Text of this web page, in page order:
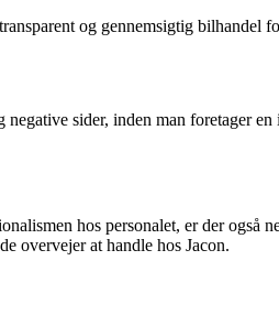
og gennemsigtig bilhandel
sider, inden man foretager
hos personalet, er der
overvejer at handle hos Jacon.